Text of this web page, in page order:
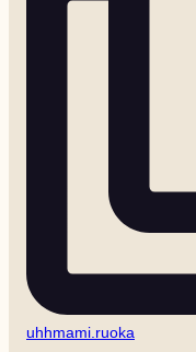
uhhmami.ruoka